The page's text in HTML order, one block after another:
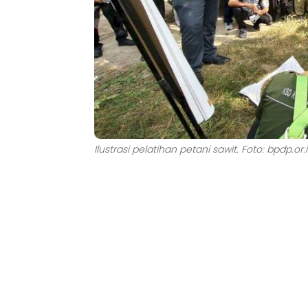
Ilustrasi pelatihan petani sawit. Foto: